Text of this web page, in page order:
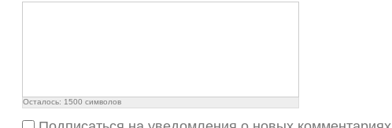
Осталось: 1500 символов